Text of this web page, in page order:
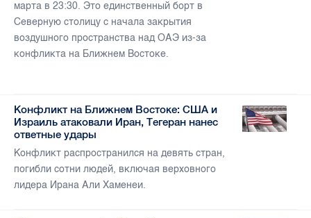
марта в 23:30. Это единственный борт в
Северную столицу с начала закрытия
воздушного пространства над ОАЭ из-за
конфликта на Ближнем Востоке.
Конфликт на Ближнем Востоке: США и
Израиль атаковали Иран, Тегеран нанес
ответные удары
Конфликт распространился на девять стран,
погибли сотни людей, включая верховного
лидера Ирана Али Хаменеи.